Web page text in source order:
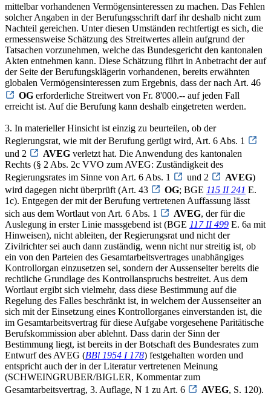
mittelbar vorhandenen Vermögensinteressen zu machen. Das Fehlen
solcher Angaben in der Berufungsschrift darf ihr deshalb nicht zum
Nachteil gereichen. Unter diesen Umständen rechtfertigt es sich, die
ermessensweise Schätzung des Streitwertes allein aufgrund der
Tatsachen vorzunehmen, welche das Bundesgericht den kantonalen
Akten entnehmen kann. Diese Schätzung führt in Anbetracht der auf
der Seite der Berufungsklägerin vorhandenen, bereits erwähnten
globalen Vermögensinteressen zum Ergebnis, dass der nach Art. 46
OG erforderliche Streitwert von Fr. 8'000.-- auf jeden Fall
erreicht ist. Auf die Berufung kann deshalb eingetreten werden.
3. In materieller Hinsicht ist einzig zu beurteilen, ob der
Regierungsrat, wie mit der Berufung gerügt wird, Art. 6 Abs. 1
und 2
AVEG verletzt hat. Die Anwendung des kantonalen
Rechts (§ 2 Abs. 2c VVO zum AVEG: Zuständigkeit des
Regierungsrates im Sinne von Art. 6 Abs. 1
und 2 AVEG)
wird dagegen nicht überprüft (Art. 43
OG; BGE 115 II 241 E.
1c). Entgegen der mit der Berufung vertretenen Auffassung lässt
sich aus dem Wortlaut von Art. 6 Abs. 1
AVEG, der für die
Auslegung in erster Linie massgebend ist (BGE 117 II 499 E. 6a mit
Hinweisen), nicht ableiten, der Regierungsrat und nicht der
Zivilrichter sei auch dann zuständig, wenn nicht nur streitig ist, ob
ein von den Parteien des Gesamtarbeitsvertrages unabhängiges
Kontrollorgan einzusetzen sei, sondern der Aussenseiter bereits die
rechtliche Grundlage des Kontrollanspruchs bestreitet. Aus dem
Wortlaut ergibt sich vielmehr, dass diese Bestimmung auf die
Regelung des Falles beschränkt ist, in welchem der Aussenseiter an
sich mit der Einsetzung eines Kontrollorganes einverstanden ist, die
im Gesamtarbeitsvertrag für diese Aufgabe vorgesehene Paritätische
Berufskommission aber ablehnt. Dass darin der Sinn der
Bestimmung liegt, ist bereits in der Botschaft des Bundesrates zum
Entwurf des AVEG (BBl 1954 I 178) festgehalten worden und
entspricht auch der in der Literatur vertretenen Meinung
(SCHWEINGRUBER/BIGLER, Kommentar zum
Gesamtarbeitsvertrag, 3. Auflage, N 1 zu Art. 6
AVEG, S. 120).